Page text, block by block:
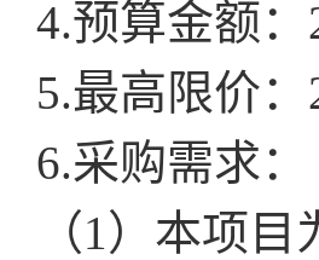
4.预算金额：
5.最高限价：
6.采购需求：
（1）本项目